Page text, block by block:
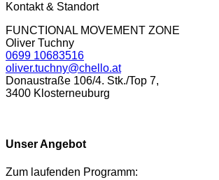
Kontakt & Standort
FUNCTIONAL MOVEMENT ZONE
Oliver Tuchny
0699 10683516
oliver.tuchny@chello.at
Donaustraße 106/4. Stk./Top 7,
3400 Klosterneuburg
Unser Angebot
Zum laufenden Programm: